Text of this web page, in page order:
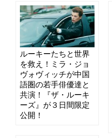
ルーキーたちと世界
を救え！ミラ・ジョ
ヴォヴィッチが中国
語圏の若手俳優達と
共演！『ザ・ルーキ
ーズ』が３日間限定
公開！